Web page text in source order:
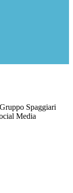
Spaggiari
Media